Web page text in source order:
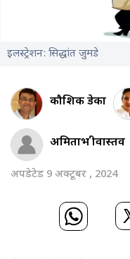
इलस्ट्रेशन: सिद्धांत जुमडे
कौशिक डेका
अमिताभ श्रीवास्तव
अपडेटेड 9 अक्टूबर , 2024